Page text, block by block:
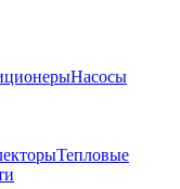
Насосы
Тепловые